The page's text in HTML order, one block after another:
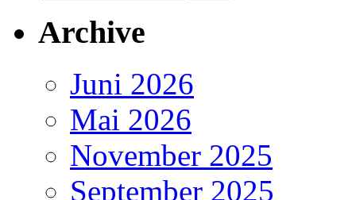
Archive
Juni 2026
Mai 2026
November 2025
September 2025